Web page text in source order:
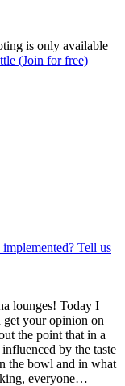
is only available
(Join for free)
Tell us
lounges! Today I
your opinion on
the point that in a
by the taste
the bowl and in what
everyone…